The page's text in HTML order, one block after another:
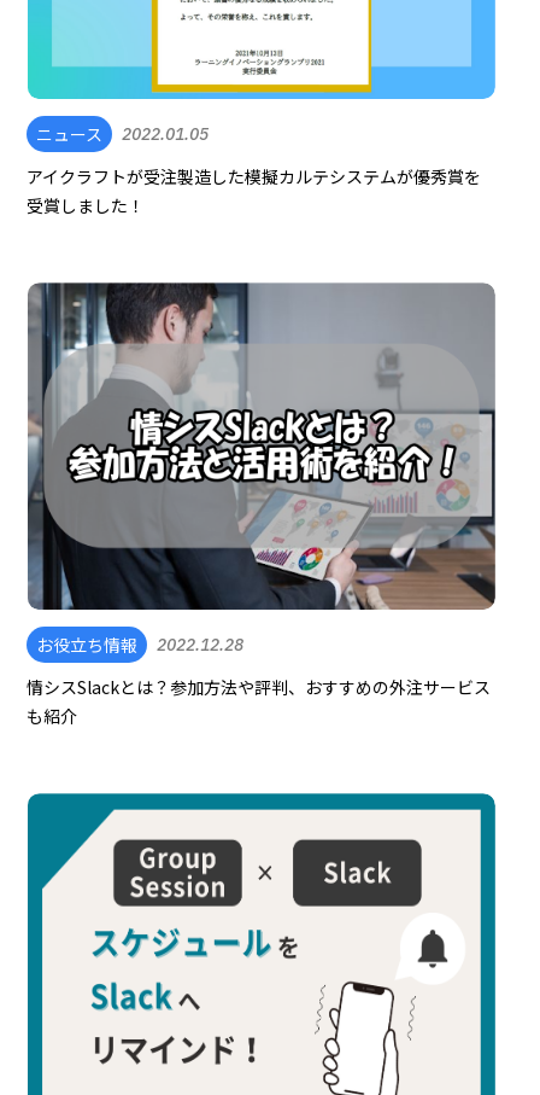
ニュース 2022.01.05
アイクラフトが受注製造した模擬カルテシステムが優秀賞を
受賞しました！
お役立ち情報 2022.12.28
情シスSlackとは？参加方法や評判、おすすめの外注サービス
も紹介